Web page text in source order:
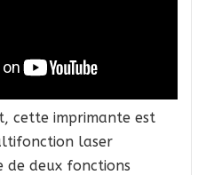
cette imprimante est
laser
de deux fonctions